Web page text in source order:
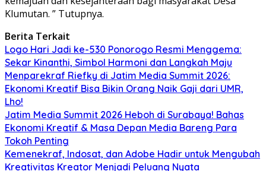
Klumutan. ” Tutupnya.
Berita Terkait
Logo Hari Jadi ke-530 Ponorogo Resmi Menggema:
Sekar Kinanthi, Simbol Harmoni dan Langkah Maju
Menparekraf Riefky di Jatim Media Summit 2026:
Ekonomi Kreatif Bisa Bikin Orang Naik Gaji dari UMR,
Lho!
Jatim Media Summit 2026 Heboh di Surabaya! Bahas
Ekonomi Kreatif & Masa Depan Media Bareng Para
Tokoh Penting
Kemenekraf, Indosat, dan Adobe Hadir untuk Mengubah
Kreativitas Kreator Menjadi Peluang Nyata